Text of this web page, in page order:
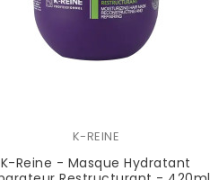
K-REINE
K-Reine - Masque Hydratant